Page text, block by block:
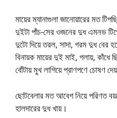
মায়ের ম্যানাগুলা জানোয়ারের মত
দুইটা পাঁচ-সের ওজনের দুধ এমনভ
দুটো দিয়ে তরল, সাদা, গরম দুধ বের
বিনায়ক মায়ের দুই মাই, গলায়, কাঁধে
বোঁটায় মুখ লাগিয়ে প্রাণপণে চোষণ
ছোটবেলার মত আবেগ নিয়ে পরিণত
হালদারের দুধ খায়।